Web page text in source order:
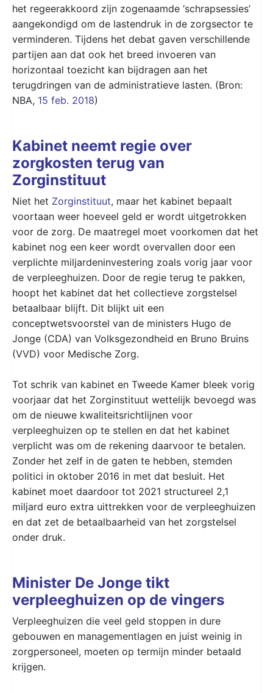
het regeerakkoord zijn zogenaamde ‘schrapsessies’
aangekondigd om de lastendruk in de zorgsector te
verminderen. Tijdens het debat gaven verschillende
partijen aan dat ook het breed invoeren van
horizontaal toezicht kan bijdragen aan het
terugdringen van de administratieve lasten. (Bron:
NBA, 15 feb. 2018)
Kabinet neemt regie over
zorgkosten terug van
Zorginstituut
Niet het Zorginstituut, maar het kabinet bepaalt
voortaan weer hoeveel geld er wordt uitgetrokken
voor de zorg. De maatregel moet voorkomen dat het
kabinet nog een keer wordt overvallen door een
verplichte miljardeninvestering zoals vorig jaar voor
de verpleeghuizen. Door de regie terug te pakken,
hoopt het kabinet dat het collectieve zorgstelsel
betaalbaar blijft. Dit blijkt uit een
conceptwetsvoorstel van de ministers Hugo de
Jonge (CDA) van Volksgezondheid en Bruno Bruins
(VVD) voor Medische Zorg.
Tot schrik van kabinet en Tweede Kamer bleek vorig
voorjaar dat het Zorginstituut wettelijk bevoegd was
om de nieuwe kwaliteitsrichtlijnen voor
verpleeghuizen op te stellen en dat het kabinet
verplicht was om de rekening daarvoor te betalen.
Zonder het zelf in de gaten te hebben, stemden
politici in oktober 2016 in met dat besluit. Het
kabinet moet daardoor tot 2021 structureel 2,1
miljard euro extra uittrekken voor de verpleeghuizen
en dat zet de betaalbaarheid van het zorgstelsel
onder druk.
Minister De Jonge tikt
verpleeghuizen op de vingers
Verpleeghuizen die veel geld stoppen in dure
gebouwen en managementlagen en juist weinig in
zorgpersoneel, moeten op termijn minder betaald
krijgen.